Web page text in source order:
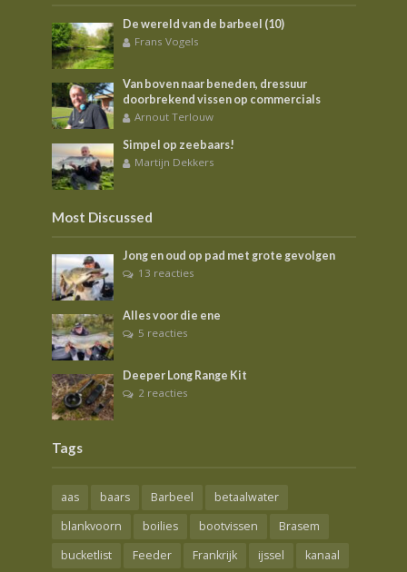
De wereld van de barbeel (10)
Frans Vogels
Van boven naar beneden, dressuur
doorbrekend vissen op commercials
Arnout Terlouw
Simpel op zeebaars!
Martijn Dekkers
Most Discussed
Jong en oud op pad met grote gevolgen
13 reacties
Alles voor die ene
5 reacties
Deeper Long Range Kit
2 reacties
Tags
aas baars Barbeel
betaalwater
blankvoorn
boilies bootvissen
Brasem
bucketlist
Feeder Frankrijk ijssel
kanaal